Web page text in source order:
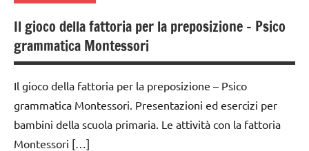
materiale
didattico
nomenclature
Montessori
scienze:
animali
dai
6
GUIDA
DIDATTICA
BIOLOGIA
MONTESSORI
1a
2a
Il gioco della fattoria per la preposizione – Psico
grammatica Montessori
Il gioco della fattoria per la preposizione – Psico
grammatica Montessori. Presentazioni ed esercizi per
bambini della scuola primaria. Le attività con la fattoria
Montessori […]